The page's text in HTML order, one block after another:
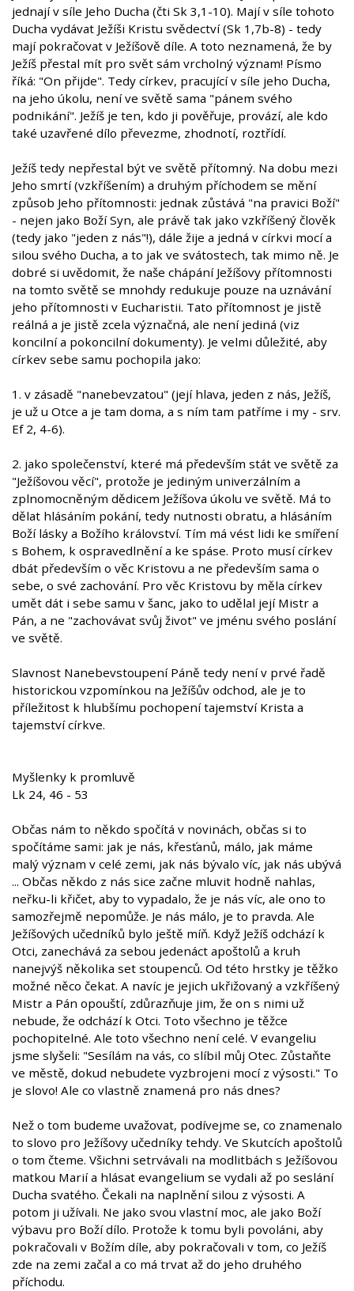
jednají v síle Jeho Ducha (čti Sk 3,1-10). Mají v síle tohoto
Ducha vydávat Ježíši Kristu svědectví (Sk 1,7b-8) - tedy
mají pokračovat v Ježíšově díle. A toto neznamená, že by
Ježíš přestal mít pro svět sám vrcholný význam! Písmo
říká: "On přijde". Tedy církev, pracující v síle jeho Ducha,
na jeho úkolu, není ve světě sama "pánem svého
podnikání". Ježíš je ten, kdo ji pověřuje, provází, ale kdo
také uzavřené dílo převezme, zhodnotí, roztřídí.
Ježíš tedy nepřestal být ve světě přítomný. Na dobu mezi
Jeho smrtí (vzkříšením) a druhým příchodem se mění
způsob Jeho přítomnosti: jednak zůstává "na pravici Boží"
- nejen jako Boží Syn, ale právě tak jako vzkříšený člověk
(tedy jako "jeden z nás"!), dále žije a jedná v církvi mocí a
silou svého Ducha, a to jak ve svátostech, tak mimo ně. Je
dobré si uvědomit, že naše chápání Ježíšovy přítomnosti
na tomto světě se mnohdy redukuje pouze na uznávání
jeho přítomnosti v Eucharistii. Tato přítomnost je jistě
reálná a je jistě zcela význačná, ale není jediná (viz
koncilní a pokoncilní dokumenty). Je velmi důležité, aby
církev sebe samu pochopila jako:
1. v zásadě "nanebevzatou" (její hlava, jeden z nás, Ježíš,
je už u Otce a je tam doma, a s ním tam patříme i my - srv.
Ef 2, 4-6).
2. jako společenství, které má především stát ve světě za
"Ježíšovou věcí", protože je jediným univerzálním a
zplnomocněným dědicem Ježíšova úkolu ve světě. Má to
dělat hlásáním pokání, tedy nutnosti obratu, a hlásáním
Boží lásky a Božího království. Tím má vést lidi ke smíření
s Bohem, k ospravedlnění a ke spáse. Proto musí církev
dbát především o věc Kristovu a ne především sama o
sebe, o své zachování. Pro věc Kristovu by měla církev
umět dát i sebe samu v šanc, jako to udělal její Mistr a
Pán, a ne "zachovávat svůj život" ve jménu svého poslání
ve světě.
Slavnost Nanebevstoupení Páně tedy není v prvé řadě
historickou vzpomínkou na Ježíšův odchod, ale je to
příležitost k hlubšímu pochopení tajemství Krista a
tajemství církve.
Myšlenky k promluvě
Lk 24, 46 - 53
Občas nám to někdo spočítá v novinách, občas si to
spočítáme sami: jak je nás, křesťanů, málo, jak máme
malý význam v celé zemi, jak nás bývalo víc, jak nás ubývá
... Občas někdo z nás sice začne mluvit hodně nahlas,
neřku-li křičet, aby to vypadalo, že je nás víc, ale ono to
samozřejmě nepomůže. Je nás málo, je to pravda. Ale
Ježíšových učedníků bylo ještě míň. Když Ježíš odchází k
Otci, zanechává za sebou jedenáct apoštolů a kruh
nanejvýš několika set stoupenců. Od této hrstky je těžko
možné něco čekat. A navíc je jejich ukřižovaný a vzkříšený
Mistr a Pán opouští, zdůrazňuje jim, že on s nimi už
nebude, že odchází k Otci. Toto všechno je těžce
pochopitelné. Ale toto všechno není celé. V evangeliu
jsme slyšeli: "Sesílám na vás, co slíbil můj Otec. Zůstaňte
ve městě, dokud nebudete vyzbrojeni mocí z výsosti." To
je slovo! Ale co vlastně znamená pro nás dnes?
Než o tom budeme uvažovat, podívejme se, co znamenalo
to slovo pro Ježíšovy učedníky tehdy. Ve Skutcích apoštolů
o tom čteme. Všichni setrvávali na modlitbách s Ježíšovou
matkou Marií a hlásat evangelium se vydali až po seslání
Ducha svatého. Čekali na naplnění silou z výsosti. A
potom ji užívali. Ne jako svou vlastní moc, ale jako Boží
výbavu pro Boží dílo. Protože k tomu byli povoláni, aby
pokračovali v Božím díle, aby pokračovali v tom, co Ježíš
zde na zemi začal a co má trvat až do jeho druhého
příchodu.